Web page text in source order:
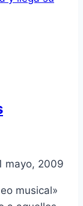
mayo, 2009
musical»